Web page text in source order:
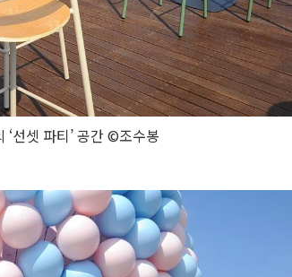
‘선셋 파티’ 공간 ©조수봉